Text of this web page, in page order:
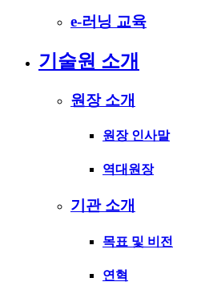
e-러닝 교육
기술원 소개
원장 소개
원장 인사말
역대원장
기관 소개
목표 및 비전
연혁